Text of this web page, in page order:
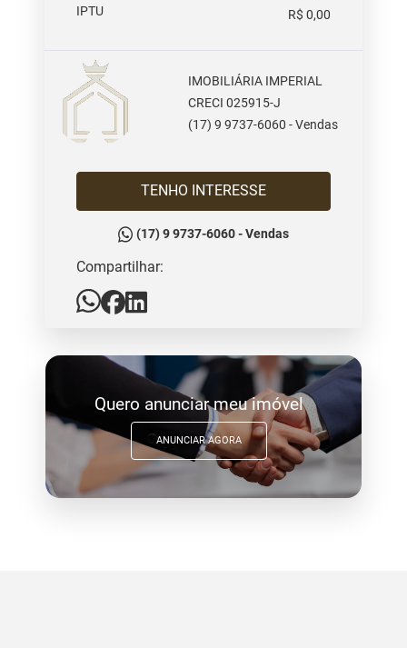
IPTU
R$ 0,00
IMOBILIÁRIA IMPERIAL
CRECI 025915-J
(17) 9 9737-6060 - Vendas
TENHO INTERESSE
(17) 9 9737-6060 - Vendas
Compartilhar:
Quero anunciar meu imóvel
ANUNCIAR AGORA